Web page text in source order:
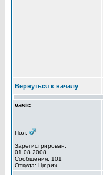
Вернуться к началу
vasic
Пол:
Зарегистрирован:
01.08.2008
Сообщения: 101
Откуда: Цюрих